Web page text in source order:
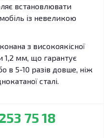
встановлювати
із невеликою
з високоякісної
1,2 мм, що гарантує
в 5-10 разів довше, ніж
сталі.
75 18